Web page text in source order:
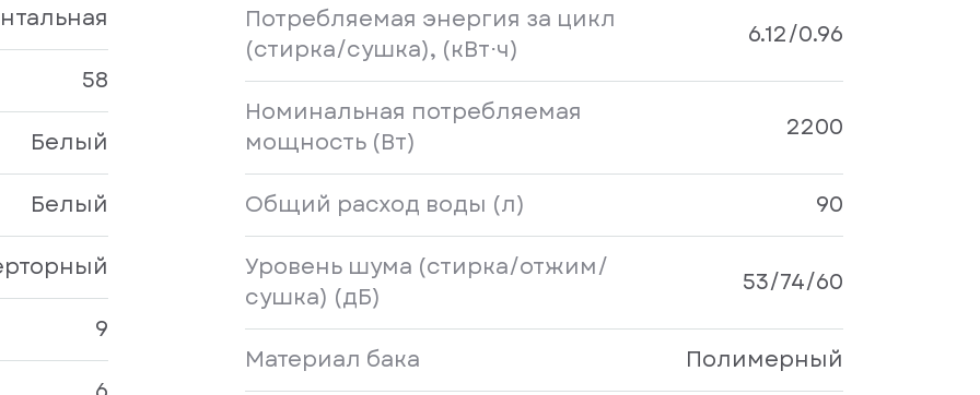
58
Белый
Белый
9
Потребляемая энергия за цикл
(стирка/сушка), (кВт⋅ч)
6.12/0.96
Номинальная потребляемая
мощность (Вт)
2200
Общий расход воды (л)
90
Уровень шума (стирка/отжим/
сушка) (дБ)
53/74/60
Материал бака Полимерный